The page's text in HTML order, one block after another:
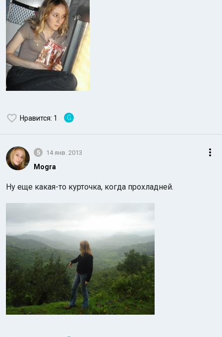
Нравится: 1 G
5 14 янв. 2013
Mogra
Ну еще какая-то курточка, когда прохладней.